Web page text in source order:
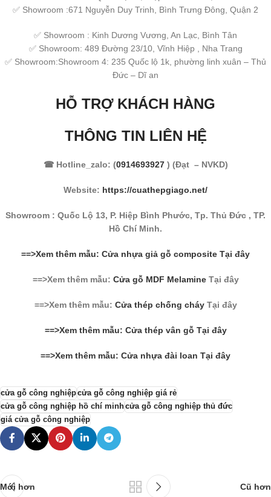
✅ Showroom :671 Nguyễn Duy Trinh, Bình Trưng Đông, Quận 2
✅ Showroom : Kinh Dương Vương, An Lạc, Bình Tân
✅ Showroom: 489 Đường 23/10, Vĩnh Hiệp , Nha Trang
✅ Showroom:Showroom 4: 235 Quốc lộ 1k, phường linh xuân – Thủ
Đức – Dĩ an
HỖ TRỢ KHÁCH HÀNG
THÔNG TIN LIÊN HỆ
☎ Hotline_zalo: (0914693927 ) (Đạt – NVKD)
Website: https://cuathepgiago.net/
Showroom : Quốc Lộ 13, P. Hiệp Bình Phước, Tp. Thủ Đức , TP.
Hồ Chí Minh.
==>Xem thêm mẫu: Cửa nhựa giả gỗ composite Tại đây
==>Xem thêm mẫu: Cửa gỗ MDF MelamineTại đây
==>Xem thêm mẫu: Cửa thép chống cháyTại đây
==>Xem thêm mẫu: Cửa thép vân gỗ Tại đây
==>Xem thêm mẫu: Cửa nhựa đài loan Tại đây
cửa gỗ công nghiệpcửa gỗ công nghiệp giá rẻ
cửa gỗ công nghiệp hồ chí minhcửa gỗ công nghiệp thủ đức
giá cửa gỗ công nghiệp
Mới hơn Cũ hơn